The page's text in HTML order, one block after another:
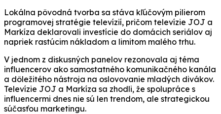
Lokálna pôvodná tvorba sa stáva kľúčovým pilierom
programovej stratégie televízií, pričom televízie JOJ a
Markíza deklarovali investície do domácich seriálov aj
napriek rastúcim nákladom a limitom malého trhu.
V jednom z diskusných panelov rezonovala aj téma
influencerov ako samostatného komunikačného kanála
a dôležitého nástroja na oslovovanie mladých divákov.
Televízie JOJ a Markíza sa zhodli, že spolupráce s
influencermi dnes nie sú len trendom, ale strategickou
súčasťou marketingu.